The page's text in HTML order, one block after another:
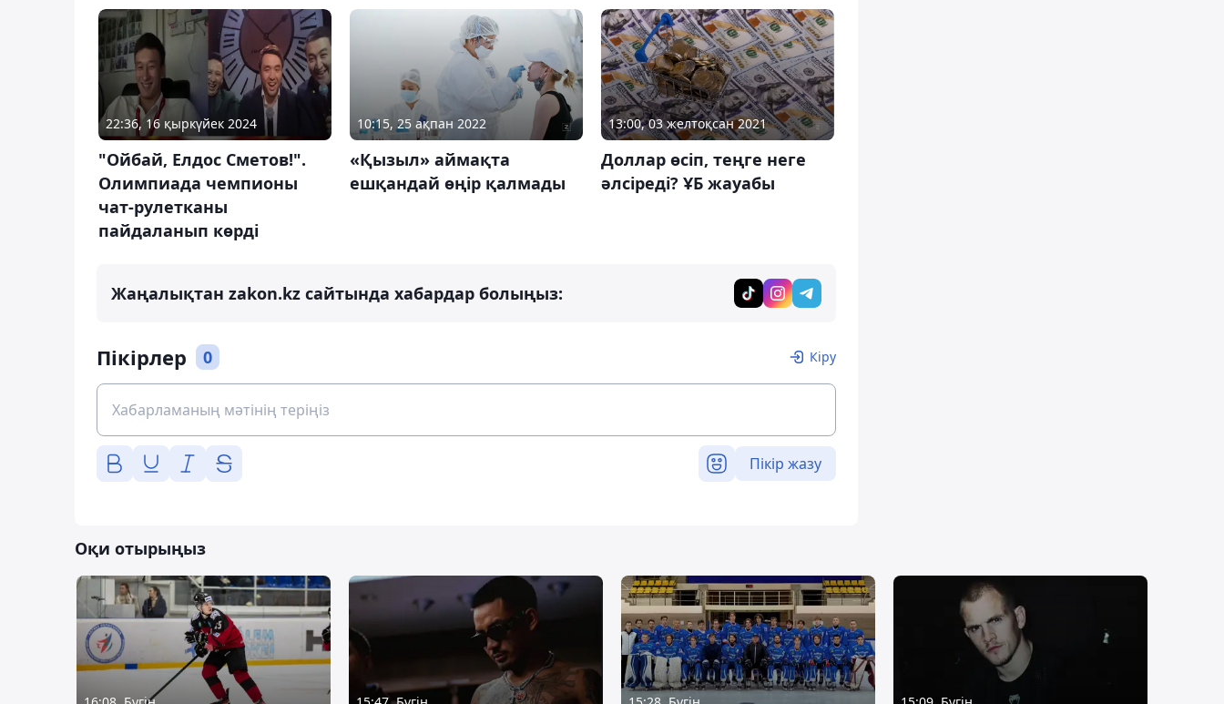
22:36, 16 қыркүйек 2024
"Ойбай, Елдос Сметов!".
Олимпиада чемпионы
чат-рулетканы
пайдаланып көрді
10:15, 25 ақпан 2022
«Қызыл» аймақта
ешқандай өңір қалмады
13:00, 03 желтоқсан 2021
Доллар өсіп, теңге неге
әлсіреді? ҰБ жауабы
Жаңалықтан zakon.kz сайтында хабардар болыңыз:
Пікірлер 0 Кіру
Пікір жазу
Оқи отырыңыз